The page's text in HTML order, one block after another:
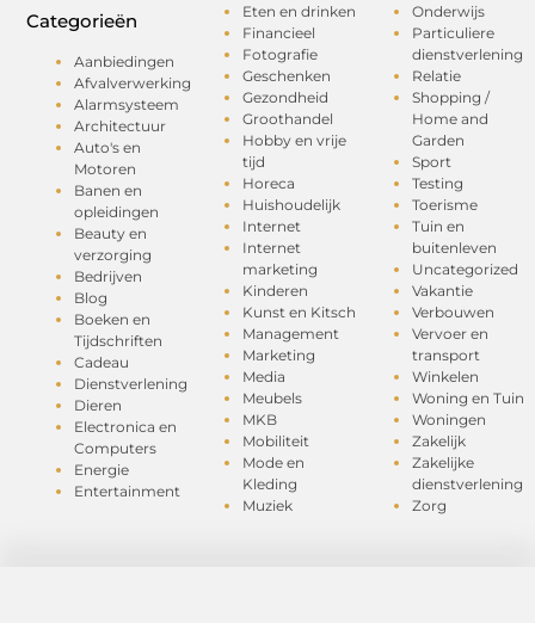
Categorieën
Aanbiedingen
Afvalverwerking
Alarmsysteem
Architectuur
Auto's en
Motoren
Banen en
opleidingen
Beauty en
verzorging
Bedrijven
Blog
Boeken en
Tijdschriften
Cadeau
Dienstverlening
Dieren
Electronica en
Computers
Energie
Entertainment
Eten en drinken
Financieel
Fotografie
Geschenken
Gezondheid
Groothandel
Hobby en vrije
tijd
Horeca
Huishoudelijk
Internet
Internet
marketing
Kinderen
Kunst en Kitsch
Management
Marketing
Media
Meubels
MKB
Mobiliteit
Mode en
Kleding
Muziek
Onderwijs
Particuliere
dienstverlening
Relatie
Shopping /
Home and
Garden
Sport
Testing
Toerisme
Tuin en
buitenleven
Uncategorized
Vakantie
Verbouwen
Vervoer en
transport
Winkelen
Woning en Tuin
Woningen
Zakelijk
Zakelijke
dienstverlening
Zorg